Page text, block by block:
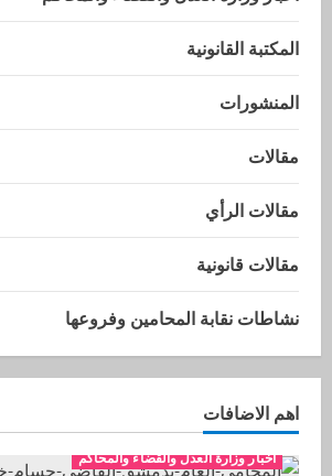
المكتبة القانونية
المنشورات
مقالات
مقالات الرأي
مقالات قانونية
نشاطات نقابة المحامين وفروعها
اهم الاضافات
اخبار وزارة العدل والقضاء والمحاكم